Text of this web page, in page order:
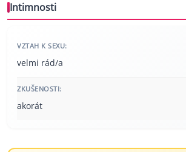
Intimnosti
VZTAH K SEXU:
velmi rád/a
ZKUŠENOSTI:
akorát